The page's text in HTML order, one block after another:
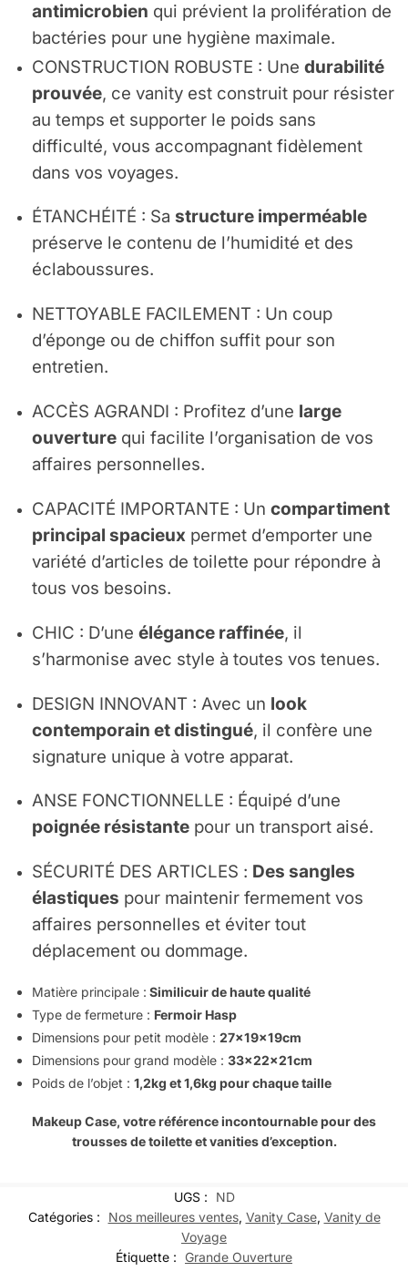
antimicrobien qui prévient la prolifération de
bactéries pour une hygiène maximale.
CONSTRUCTION ROBUSTE : Une durabilité
prouvée, ce vanity est construit pour résister
au temps et supporter le poids sans
difficulté, vous accompagnant fidèlement
dans vos voyages.
ÉTANCHÉITÉ : Sa structure imperméable
préserve le contenu de l’humidité et des
éclaboussures.
NETTOYABLE FACILEMENT : Un coup
d’éponge ou de chiffon suffit pour son
entretien.
ACCÈS AGRANDI : Profitez d’une large
ouverture qui facilite l’organisation de vos
affaires personnelles.
CAPACITÉ IMPORTANTE : Un compartiment
principal spacieux permet d’emporter une
variété d’articles de toilette pour répondre à
tous vos besoins.
CHIC : D’une élégance raffinée, il
s’harmonise avec style à toutes vos tenues.
DESIGN INNOVANT : Avec un look
contemporain et distingué, il confère une
signature unique à votre apparat.
ANSE FONCTIONNELLE : Équipé d’une
poignée résistante pour un transport aisé.
SÉCURITÉ DES ARTICLES : Des sangles
élastiques pour maintenir fermement vos
affaires personnelles et éviter tout
déplacement ou dommage.
Matière principale : Similicuir de haute qualité
Type de fermeture : Fermoir Hasp
Dimensions pour petit modèle : 27x19x19cm
Dimensions pour grand modèle : 33x22x21cm
Poids de l’objet : 1,2kg et 1,6kg pour chaque taille
Makeup Case, votre référence incontournable pour des
trousses de toilette et vanities d’exception.
UGS :
ND
Catégories :
Nos meilleures ventes, Vanity Case, Vanity de
Voyage
Étiquette :
Grande Ouverture